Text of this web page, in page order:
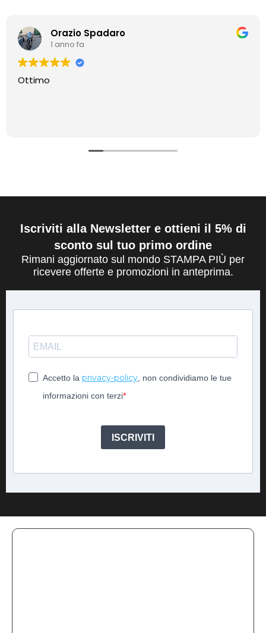
Orazio Spadaro
1 anno fa
Ottimo
Iscriviti alla Newsletter e ottieni il 5% di
sconto sul tuo primo ordine
Rimani aggiornato sul mondo STAMPA PIÙ per
ricevere offerte e promozioni in anteprima.
Accetto la privacy-policy, non condividiamo le tue
informazioni con terzi
ISCRIVITI